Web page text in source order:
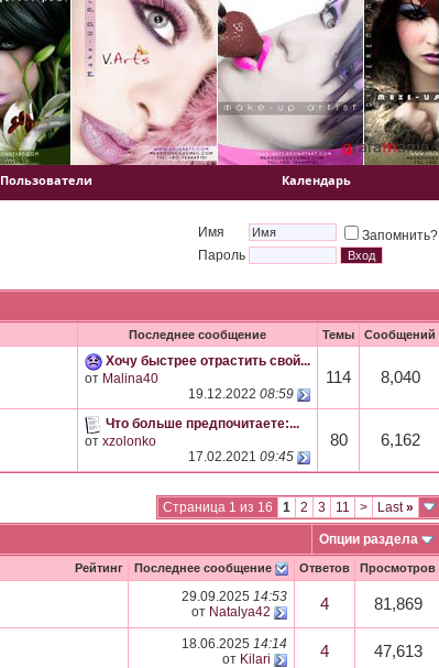
Пользователи Календарь
Имя
Запомнить?
Пароль
Последнее сообщение Темы Сообщений
Хочу быстрее отрастить свой...
от Malina40
19.12.2022 08:59
114 8,040
Что больше предпочитаете:...
от xzolonko
17.02.2021 09:45
80 6,162
Страница 1 из 16 1 2 3 11 > Last»
Опции раздела
Рейтинг Последнее сообщение Ответов Просмотров
29.09.2025 14:53
от Natalya42 4 81,869
18.06.2025 14:14
от Kilari 4 47,613